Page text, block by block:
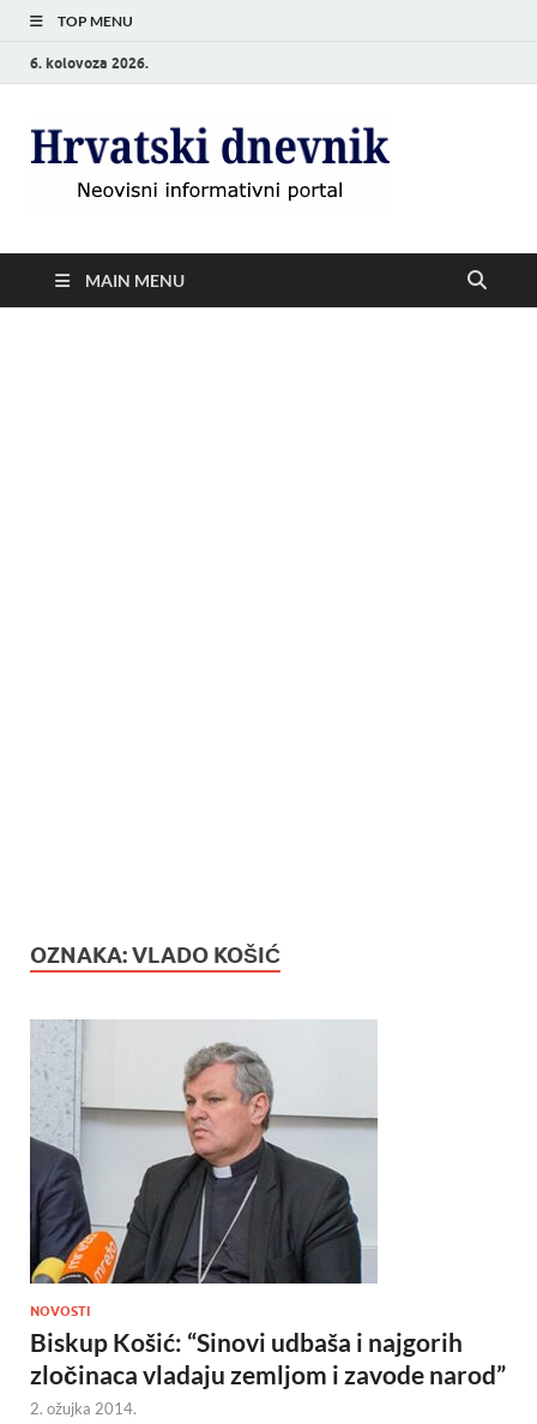
TOP MENU
6. kolovoza 2026.
MAIN MENU
OZNAKA:VLADO KOŠIĆ
NOVOSTI
Biskup Košić: “Sinovi udbaša i najgorih
zločinaca vladaju zemljom i zavode narod”
2. ožujka 2014.